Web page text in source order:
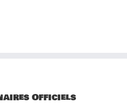
Officiels